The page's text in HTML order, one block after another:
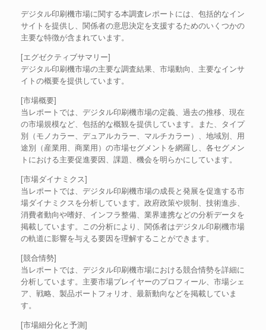
デジタル印刷機市場に関する本調査レポートには、包括的なイン
サイトを提供し、関係者の意思決定を支援するためのいくつかの
主要な特徴が含まれています。
[エグゼクティブサマリー]
デジタル印刷機市場の主要な調査結果、市場動向、主要なインサ
イトの概要を提供しています。
[市場概要]
当レポートでは、デジタル印刷機市場の定義、過去の推移、現在
の市場規模など、包括的な概観を提供しています。また、タイプ
別（モノカラー、デュアルカラー、マルチカラー）、地域別、用
途別（産業用、商業用）の市場セグメントを網羅し、各セグメン
トにおける主要促進要因、課題、機会を明らかにしています。
[市場ダイナミクス]
当レポートでは、デジタル印刷機市場の成長と発展を促進する市
場ダイナミクスを分析しています。政府政策や規制、技術進歩、
消費者動向や嗜好、インフラ整備、業界連携などの分析データを
掲載しています。この分析により、関係者はデジタル印刷機市場
の軌道に影響を与える要因を理解することができます。
[競合情勢]
当レポートでは、デジタル印刷機市場における競合情勢を詳細に
分析しています。主要市場プレイヤーのプロフィール、市場シェ
ア、戦略、製品ポートフォリオ、最新動向などを掲載していま
す。
[市場細分化と予測]